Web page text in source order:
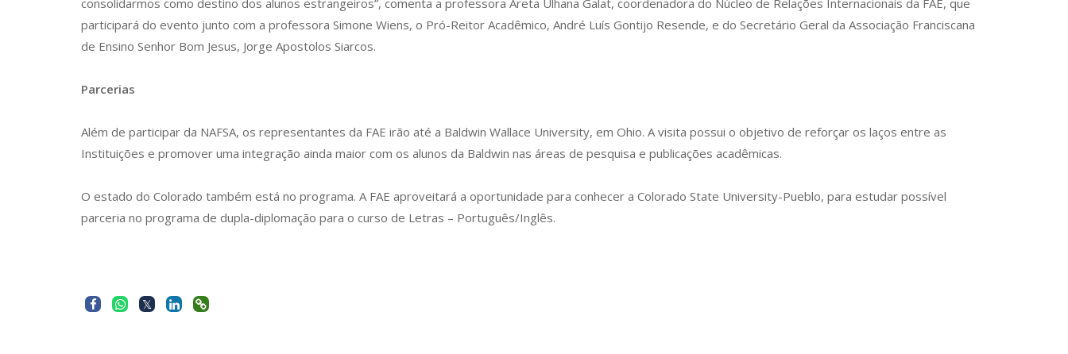
consolidarmos como destino dos alunos estrangeiros”, comenta a professora Areta Ulhana Galat, coordenadora do Núcleo de Relações Internacionais da FAE, que
participará do evento junto com a professora Simone Wiens, o Pró-Reitor Acadêmico, André Luís Gontijo Resende, e do Secretário Geral da Associação Franciscana
de Ensino Senhor Bom Jesus, Jorge Apostolos Siarcos.
Parcerias
Além de participar da NAFSA, os representantes da FAE irão até a Baldwin Wallace University, em Ohio. A visita possui o objetivo de reforçar os laços entre as
Instituições e promover uma integração ainda maior com os alunos da Baldwin nas áreas de pesquisa e publicações acadêmicas.
O estado do Colorado também está no programa. A FAE aproveitará a oportunidade para conhecer a Colorado State University-Pueblo, para estudar possível
parceria no programa de dupla-diplomação para o curso de Letras – Português/Inglês.